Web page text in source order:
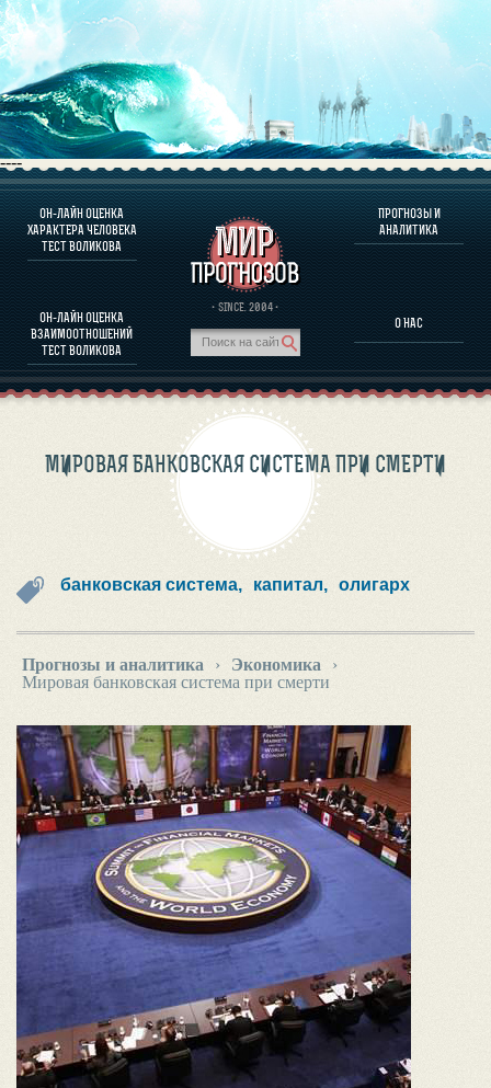
----
ОН-ЛАЙН ОЦЕНКА
ХАРАКТЕРА ЧЕЛОВЕКА
ТЕСТ ВОЛИКОВА
ОН-ЛАЙН ОЦЕНКА
ВЗАИМООТНОШЕНИЙ
ТЕСТ ВОЛИКОВА
· SINCE. 2004 ·
ПРОГНОЗЫ И
АНАЛИТИКА
О НАС
О ПРОГРАММЕ
ОЦЕНКА ХАРАКТЕРA ЧЕЛОВЕКА
ОЦЕНКА ХАРАКТЕРА ВЫДАЮЩИХСЯ ЛИЧНОСТЕЙ
О ПРОГРАММЕ
ПРОГНОЗЫ И АНАЛИТИКА
МИРОВАЯ БАНКОВСКАЯ СИСТЕМА ПРИ СМЕРТИ
банковская система, капитал, олигарх
Прогнозы и аналитика › Экономика
›
Мировая банковская система при смерти